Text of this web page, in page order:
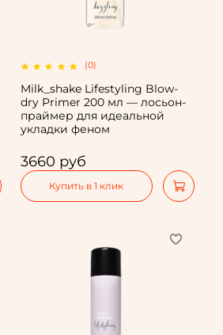
(0)
Milk_shake Lifestyling Blow-
dry Primer 200 мл — лосьон-
праймер для идеальной
укладки феном
3660 руб
Купить в 1 клик